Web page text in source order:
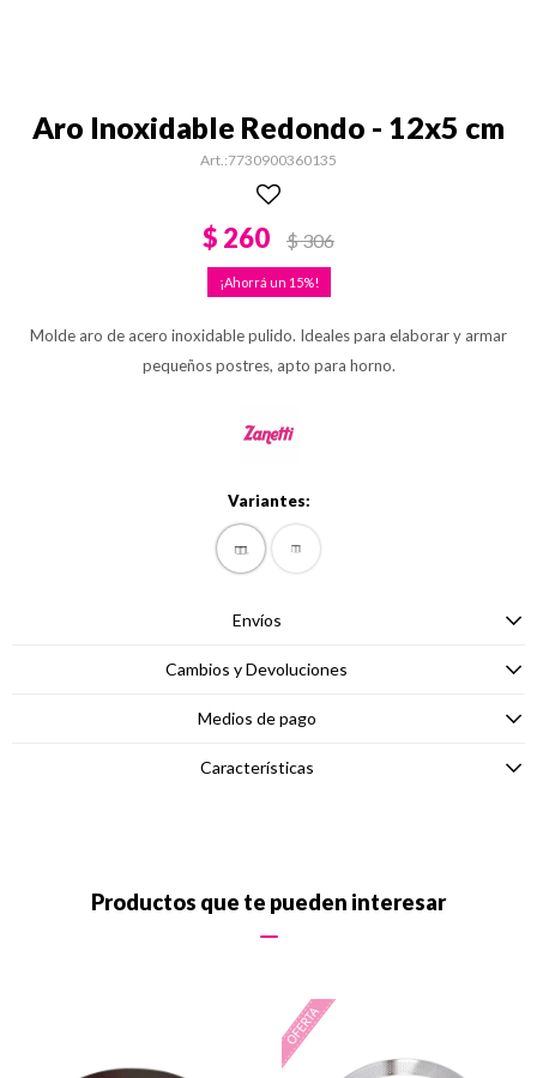
Aro Inoxidable Redondo - 12x5 cm
7730900360135
$ 260 $306
15
Molde aro de acero inoxidable pulido. Ideales para elaborar y armar
pequeños postres, apto para horno.
Variantes:
Envíos
Cambios y Devoluciones
Medios de pago
Características
Productos que te pueden interesar